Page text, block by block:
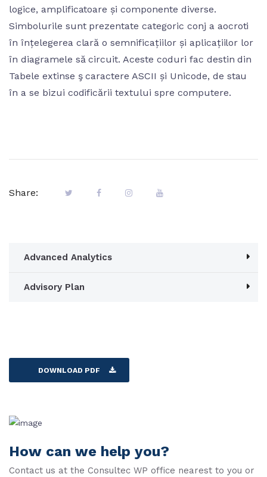
logice, amplificatoare și componente diverse.
Simbolurile sunt prezentate categoric conj a aocroti
în înțelegerea clară o semnificațiilor și aplicațiilor lor
în diagramele să circuit. Aceste coduri fac destin din
Tabele extinse ş caractere ASCII și Unicode, de stau
în a se bizui codificării textului spre computere.
Share:
Advanced Analytics
Advisory Plan
DOWNLOAD PDF
How can we help you?
Contact us at the Consultec WP office nearest to you or